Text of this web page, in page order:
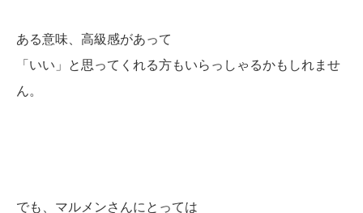
ある意味、高級感があって
「いい」と思ってくれる方もいらっしゃるかもしれませ
ん。
でも、マルメンさんにとっては